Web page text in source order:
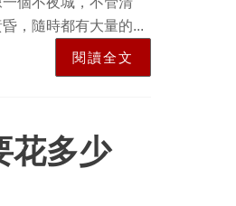
，隨時都有大量的...
閱讀全文
花多少